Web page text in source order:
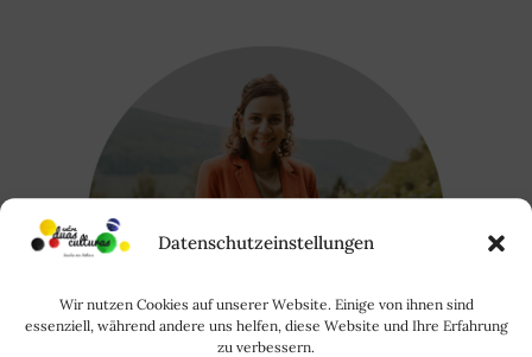
Datenschutzeinstellungen
Wir nutzen Cookies auf unserer Website. Einige von ihnen sind
essenziell, während andere uns helfen, diese Website und Ihre Erfahrung
zu verbessern.